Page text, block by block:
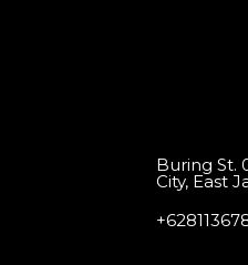
Buring St.
City, East